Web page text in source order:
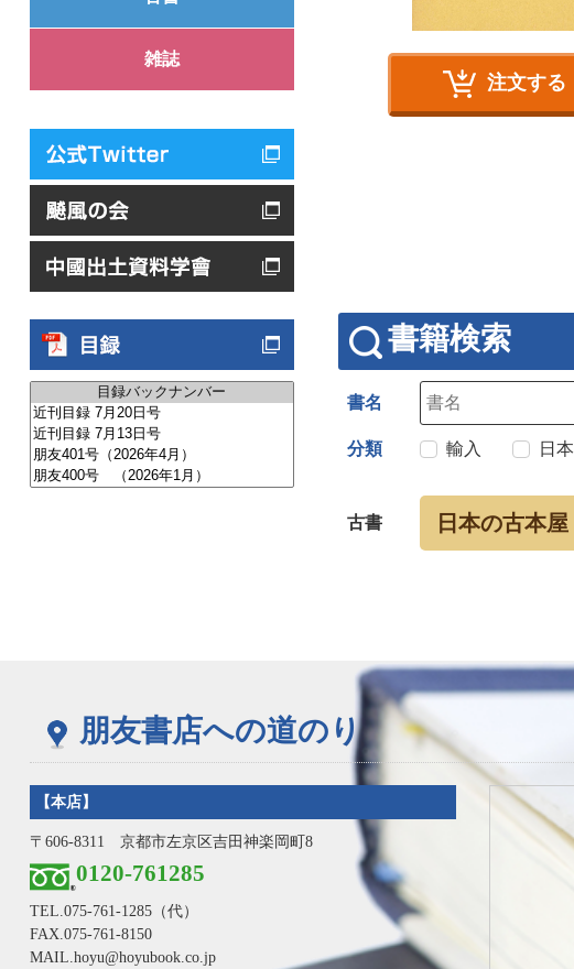
雑誌
注文する
書籍検索
書名
分類 輸入 日本
古書 日本の古本屋
朋友書店への道のり
【本店】
〒606-8311 京都市左京区吉田神楽岡町8
0120-761285
TEL. 075-761-1285（代）
FAX.075-761-8150
MAIL.hoyu@hoyubook.co.jp